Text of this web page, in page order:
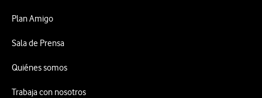
Plan Amigo
Sala de Prensa
Quiénes somos
Trabaja con nosotros